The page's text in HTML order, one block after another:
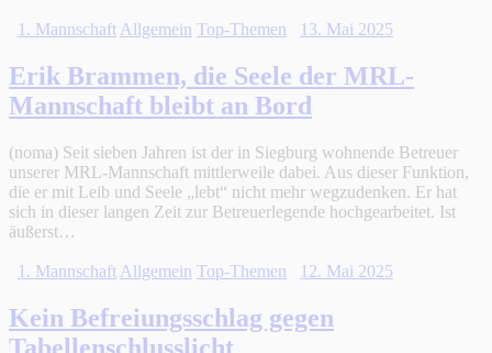
1. Mannschaft Allgemein Top-Themen 13. Mai 2025
Erik Brammen, die Seele der MRL-
Mannschaft bleibt an Bord
(noma) Seit sieben Jahren ist der in Siegburg wohnende Betreuer
unserer MRL-Mannschaft mittlerweile dabei. Aus dieser Funktion,
die er mit Leib und Seele „lebt“ nicht mehr wegzudenken. Er hat
sich in dieser langen Zeit zur Betreuerlegende hochgearbeitet. Ist
äußerst…
1. Mannschaft Allgemein Top-Themen 12. Mai 2025
Kein Befreiungsschlag gegen
Tabellenschlusslicht